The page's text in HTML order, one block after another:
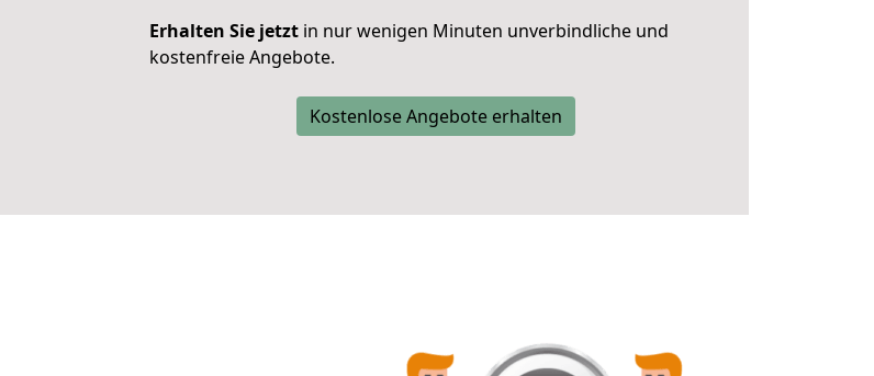
Erhalten Sie jetzt in nur wenigen Minuten unverbindliche und
kostenfreie Angebote.
Kostenlose Angebote erhalten